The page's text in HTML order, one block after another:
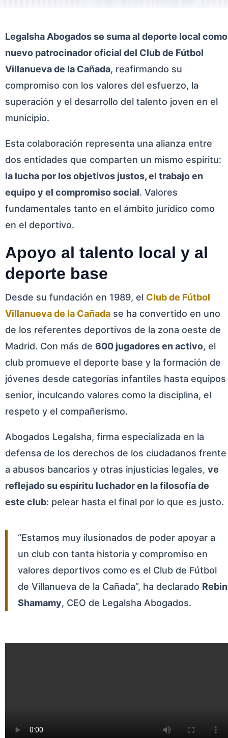
Legalsha Abogados se suma al deporte local como
nuevo patrocinador oficial del Club de Fútbol
Villanueva de la Cañada, reafirmando su
compromiso con los valores del esfuerzo, la
superación y el desarrollo del talento joven en el
municipio.
Esta colaboración representa una alianza entre
dos entidades que comparten un mismo espíritu:
la lucha por los objetivos justos, el trabajo en
equipo y el compromiso social. Valores
fundamentales tanto en el ámbito jurídico como
en el deportivo.
Apoyo al talento local y al
deporte base
Desde su fundación en 1989, el Club de Fútbol
Villanueva de la Cañada se ha convertido en uno
de los referentes deportivos de la zona oeste de
Madrid. Con más de 600 jugadores en activo, el
club promueve el deporte base y la formación de
jóvenes desde categorías infantiles hasta equipos
senior, inculcando valores como la disciplina, el
respeto y el compañerismo.
Abogados Legalsha, firma especializada en la
defensa de los derechos de los ciudadanos frente
a abusos bancarios y otras injusticias legales, ve
reflejado su espíritu luchador en la filosofía de
este club: pelear hasta el final por lo que es justo.
“Estamos muy ilusionados de poder apoyar a
un club con tanta historia y compromiso en
valores deportivos como es el Club de Fútbol
de Villanueva de la Cañada”, ha declarado Rebin
Shamamy, CEO de Legalsha Abogados.